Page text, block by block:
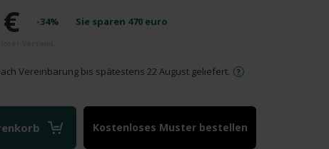
-34% Sie sparen 470euro
Vereinbarung bis spätestens 22 August geliefert.
Kostenloses Muster bestellen